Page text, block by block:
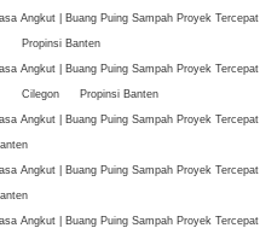
Angkut | Buang Puing Sampah Proyek Tercepat
Propinsi Banten
Angkut | Buang Puing Sampah Proyek Tercepat
Cilegon Propinsi Banten
Angkut | Buang Puing Sampah Proyek Tercepat
Angkut | Buang Puing Sampah Proyek Tercepat
Angkut | Buang Puing Sampah Proyek Tercepat